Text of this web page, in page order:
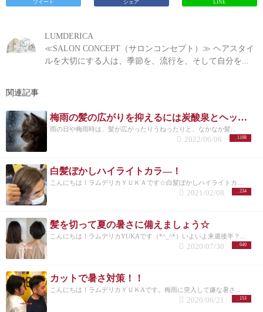
ツイート シェア LINE
LUMDERICA
≪SALON CONCEPT（サロンコンセプト）≫ ヘアスタイ
ルを大切にする人は、季節を、流行を、そして自分を...
関連記事
梅雨の髪の広がりを抑えるには炭酸泉とヘッドスパ！？！？
雨の日や梅雨時は、髪が広がったりうねったりと、なかなか髪...
1198
2022/06/06
白髪ぼかしハイライトカラ―！
こんにちは！ラムデリカＹＵＫＡです☆白髪ぼかしハイライトカ...
234
2021/02/08
髪を切って夏の暑さに備えましょう☆
こんにちは！ラムデリカYUKAです（*^_^*）いよいよ来週後半？...
640
2020/07/30
カットで暑さ対策！！
こんにちは！ラムデリカＹＵＫAです。梅雨に突入して嫌な暑さ...
153
2020/06/21